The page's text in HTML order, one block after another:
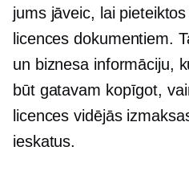
jums jāveic, lai
licences dokumentiem.
un biznesa informāciju,
būt gatavam kopīgot,
licences vidējās
ieskatus.